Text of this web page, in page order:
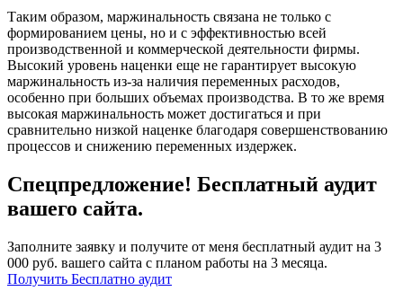
Таким образом, маржинальность связана не только с
формированием цены, но и с эффективностью всей
производственной и коммерческой деятельности фирмы.
Высокий уровень наценки еще не гарантирует высокую
маржинальность из-за наличия переменных расходов,
особенно при больших объемах производства. В то же время
высокая маржинальность может достигаться и при
сравнительно низкой наценке благодаря совершенствованию
процессов и снижению переменных издержек.
Спецпредложение! Бесплатный аудит
вашего сайта.
Заполните заявку и получите от меня бесплатный аудит на 3
000 руб. вашего сайта с планом работы на 3 месяца.
Получить Бесплатно аудит